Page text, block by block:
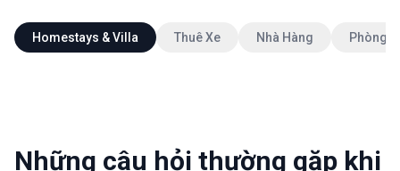
Homestays & Villa Thuê Xe Nhà Hàng Phòng
Những câu hỏi thường gặp khi